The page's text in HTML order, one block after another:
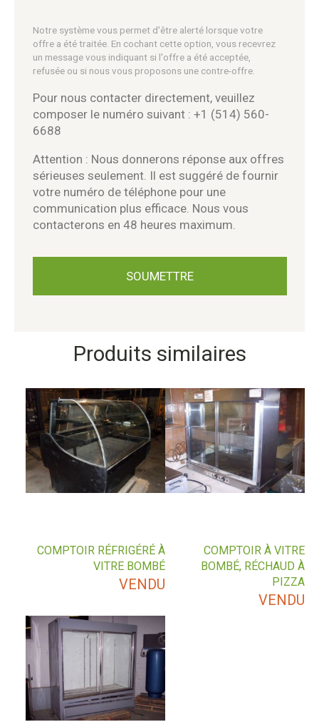
Notre système vous permet d'être alerté lorsque votre
offre a été traitée. En cochant cette option, vous recevrez
un message vous indiquant si l'offre a été acceptée,
refusée ou si nous vous proposons une contre-offre.
Pour nous contacter directement, veuillez
composer le numéro suivant : +1 (514) 560-
6688
Attention : Nous donnerons réponse aux offres
sérieuses seulement. Il est suggéré de fournir
votre numéro de téléphone pour une
communication plus efficace. Nous vous
contacterons en 48 heures maximum.
Produits similaires
COMPTOIR À VITRE
BOMBÉ, RÉCHAUD À
PIZZA
VENDU
COMPTOIR RÉFRIGÉRÉ À
VITRE BOMBÉ
VENDU